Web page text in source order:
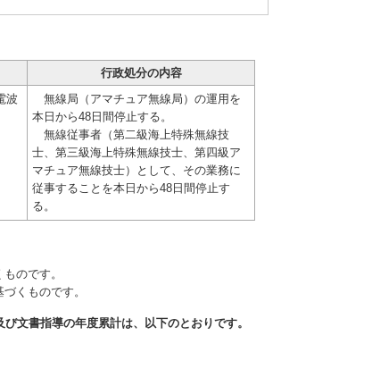
行政処分の内容
波
無線局（アマチュア無線局）の運用を
本日から48日間停止する。
無線従事者（第二級海上特殊無線技
士、第三級海上特殊無線技士、第四級ア
マチュア無線技士）として、その業務に
従事することを本日から48日間停止す
る。
のです。
くものです。
文書指導の年度累計は、以下のとおりです。